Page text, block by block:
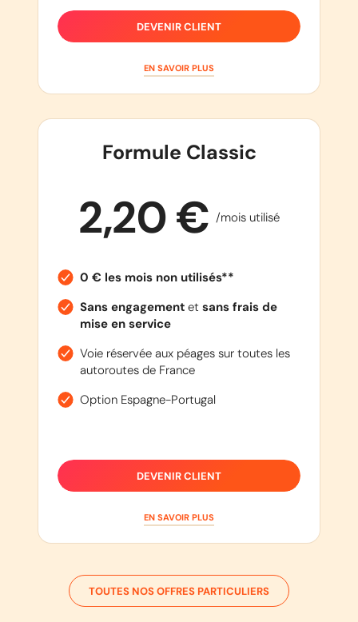
DEVENIR CLIENT
EN SAVOIR PLUS
Formule Classic
2,20 € /mois utilisé
0 € les mois non utilisés**
Sans engagementet sans frais de
mise en service
Voie réservée aux péages sur toutes les
autoroutes de France
Option Espagne-Portugal
DEVENIR CLIENT
EN SAVOIR PLUS
TOUTES NOS OFFRES PARTICULIERS